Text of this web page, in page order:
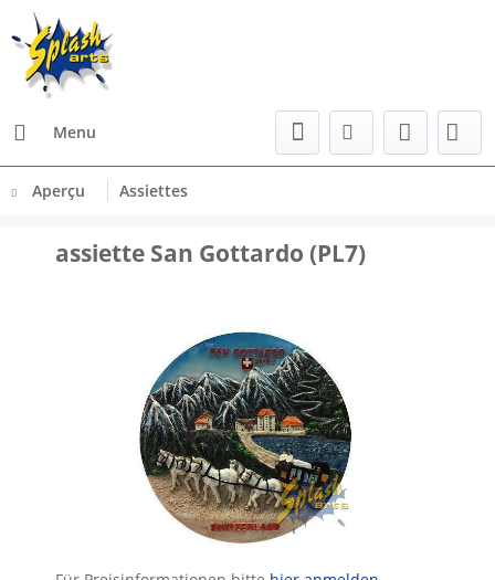
Menu
Aperçu Assiettes
assiette San Gottardo (PL7)